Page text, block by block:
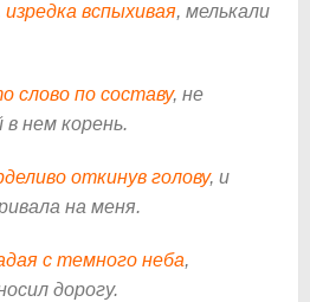
изредка вспыхивая, мелькали
слово по составу, не
нем корень.
откинув голову, и
на меня.
с темного неба,
дорогу.